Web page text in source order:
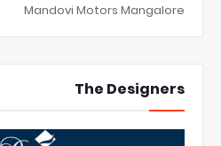
Mandovi Motors Mangalore
The Designers